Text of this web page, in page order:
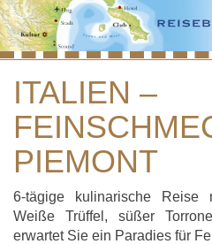
ITALIEN –
ITALIEN –
PIEMONT
6-tägige kulinarische Reise
Weiße Trüffel, süßer
erwartet Sie ein Paradies für